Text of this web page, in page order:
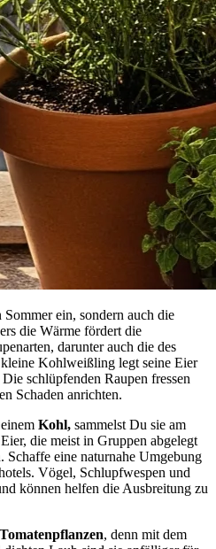
ein, sondern auch die
die Wärme fördert die
darunter auch die des
Kohlweißling legt seine Eier
schlüpfenden Raupen fressen
Schaden anrichten.
Kohl, sammelst Du sie am
die meist in Gruppen abgelegt
Schaffe eine naturnahe Umgebung
Vögel, Schlupfwespen und
können helfen die Ausbreitung zu
Tomatenpflanzen, denn mit dem